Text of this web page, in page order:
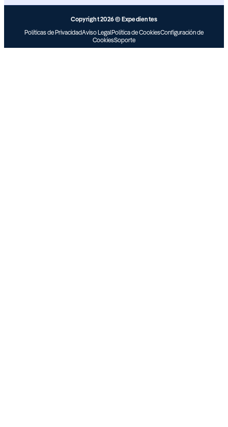
Copyright 2026 © Expedientes
Políticas de PrivacidadAviso LegalPolítica de CookiesConfiguración de
CookiesSoporte